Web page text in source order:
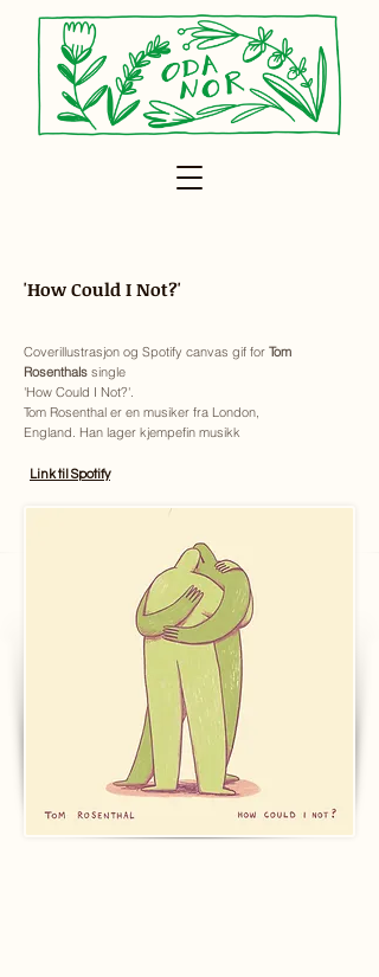
'How Could I Not?'
Coverillustrasjon og Spotify canvas gif for Tom
Rosenthals single
'How Could I Not?'.
Tom Rosenthal er en musiker fra London,
England. Han lager kjempefin musikk
Link til Spotify